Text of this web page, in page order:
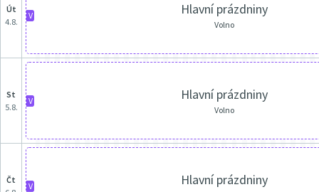
út
4.8.
V Hlavní prázdniny
Volno
st
5.8.
V Hlavní prázdniny
Volno
čt
V Hlavní prázdniny